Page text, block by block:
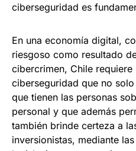
ciberseguridad es
En una economía digital,
riesgoso como resultado
cibercrimen, Chile
ciberseguridad que no
que tienen las personas
personal y que además
también brinde certeza a
inversionistas, mediante